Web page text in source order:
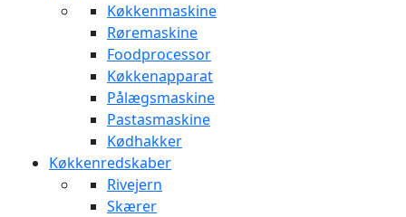
Køkkenmaskine
Røremaskine
Foodprocessor
Køkkenapparat
Pålægsmaskine
Pastasmaskine
Kødhakker
Køkkenredskaber
Rivejern
Skærer